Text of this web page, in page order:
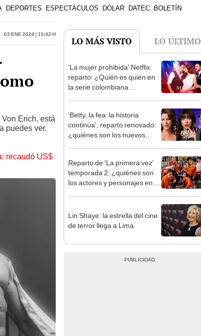
DEPORTES ESPECTÁCULOS DÓLAR DATEC BOLETÍN
03 Ene 2024 | 15:42 h
Erich, está
puedes ver.
recaudó US$
LO MÁS VISTO LO ÚLTIMO
'La mujer prohibida' Netflix
reparto: ¿Quién es quién en
la serie colombiana
'Betty, la fea: la historia
continúa', reparto renovado:
¿quiénes son los nuevos
Reparto de 'La primera vez'
temporada 2: ¿quiénes son
los actores y personajes en la
Lin Shaye: la estrella del cine
de terror llega a Lima